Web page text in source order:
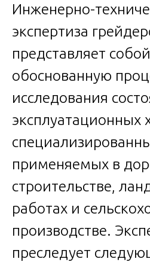
Инженерно-
экспертиза
представляет
обоснованную
исследования
эксплуатационных
применяемых в
строительстве,
работах и
производстве.
преследует